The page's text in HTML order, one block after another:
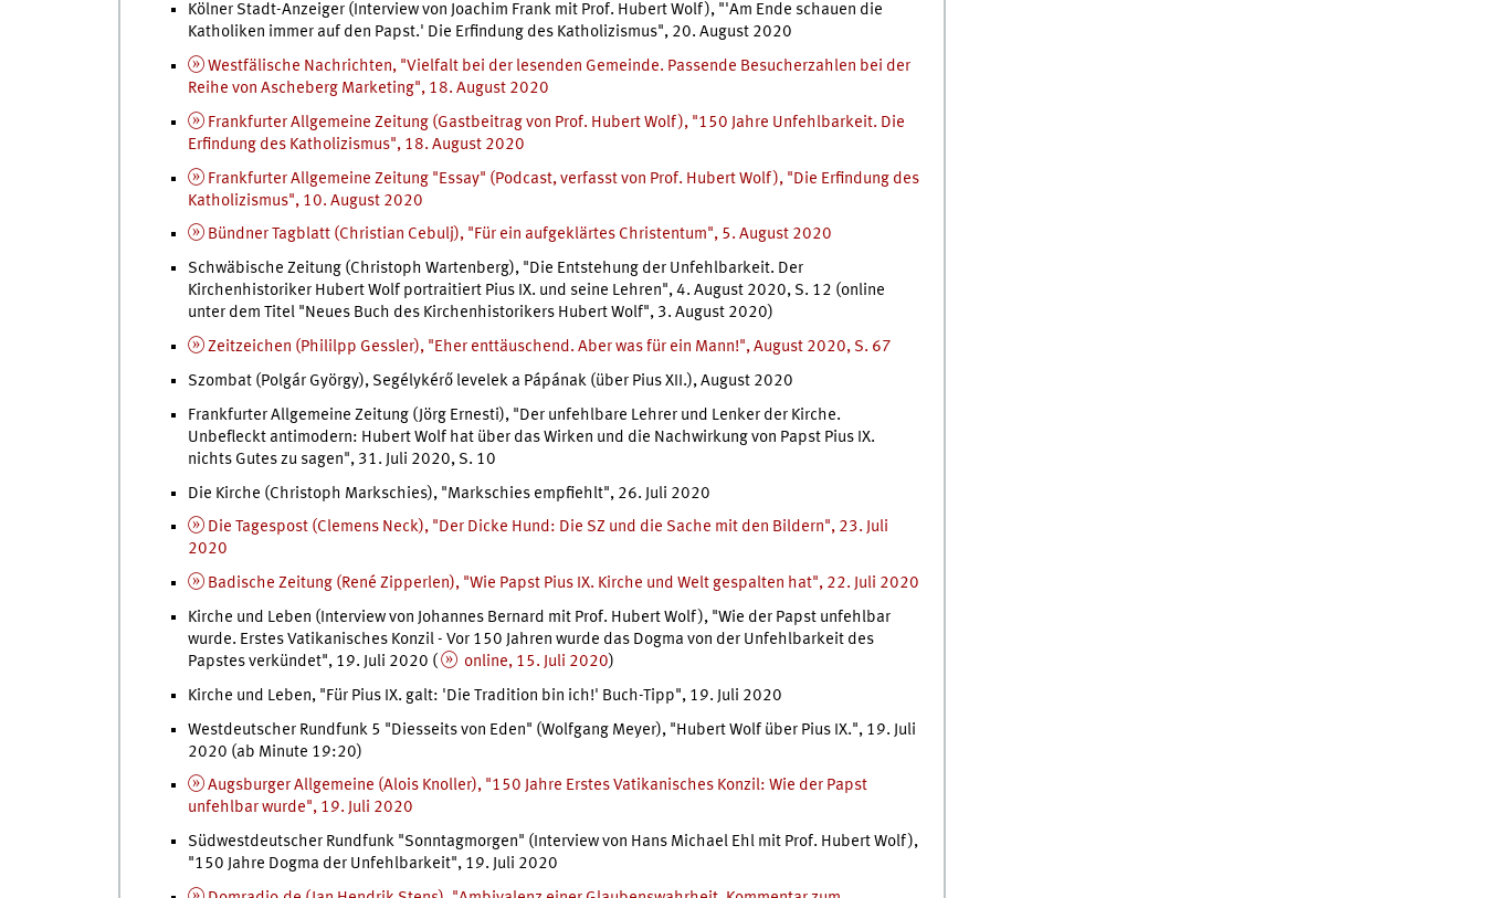
Kölner Stadt-Anzeiger (Interview von Joachim Frank mit Prof. Hubert Wolf), "'Am Ende schauen die
Katholiken immer auf den Papst.' Die Erfindung des Katholizismus", 20. August 2020
Westfälische Nachrichten, "Vielfalt bei der lesenden Gemeinde. Passende Besucherzahlen bei der
Reihe von Ascheberg Marketing", 18. August 2020
Frankfurter Allgemeine Zeitung (Gastbeitrag von Prof. Hubert Wolf), "150 Jahre Unfehlbarkeit. Die
Erfindung des Katholizismus", 18. August 2020
Frankfurter Allgemeine Zeitung "Essay" (Podcast, verfasst von Prof. Hubert Wolf), "Die Erfindung des
Katholizismus", 10. August 2020
Bündner Tagblatt (Christian Cebulj), "Für ein aufgeklärtes Christentum", 5. August 2020
Schwäbische Zeitung (Christoph Wartenberg), "Die Entstehung der Unfehlbarkeit. Der
Kirchenhistoriker Hubert Wolf portraitiert Pius IX. und seine Lehren", 4. August 2020, S. 12 (online
unter dem Titel "Neues Buch des Kirchenhistorikers Hubert Wolf", 3. August 2020)
Zeitzeichen (Phililpp Gessler), "Eher enttäuschend. Aber was für ein Mann!", August 2020, S. 67
Szombat (Polgár György), Segélykérő levelek a Pápának (über Pius XII.), August 2020
Frankfurter Allgemeine Zeitung (Jörg Ernesti), "Der unfehlbare Lehrer und Lenker der Kirche.
Unbefleckt antimodern: Hubert Wolf hat über das Wirken und die Nachwirkung von Papst Pius IX.
nichts Gutes zu sagen", 31. Juli 2020, S. 10
Die Kirche (Christoph Markschies), "Markschies empfiehlt", 26. Juli 2020
Die Tagespost (Clemens Neck), "Der Dicke Hund: Die SZ und die Sache mit den Bildern", 23. Juli
2020
Badische Zeitung (René Zipperlen), "Wie Papst Pius IX. Kirche und Welt gespalten hat", 22. Juli 2020
Kirche und Leben (Interview von Johannes Bernard mit Prof. Hubert Wolf), "Wie der Papst unfehlbar
wurde. Erstes Vatikanisches Konzil - Vor 150 Jahren wurde das Dogma von der Unfehlbarkeit des
Papstes verkündet", 19. Juli 2020 (
online, 15. Juli 2020)
Kirche und Leben, "Für Pius IX. galt: 'Die Tradition bin ich!' Buch-Tipp", 19. Juli 2020
Westdeutscher Rundfunk 5 "Diesseits von Eden" (Wolfgang Meyer), "Hubert Wolf über Pius IX.", 19. Juli
2020 (ab Minute 19:20)
Augsburger Allgemeine (Alois Knoller), "150 Jahre Erstes Vatikanisches Konzil: Wie der Papst
unfehlbar wurde", 19. Juli 2020
Südwestdeutscher Rundfunk "Sonntagmorgen" (Interview von Hans Michael Ehl mit Prof. Hubert Wolf),
"150 Jahre Dogma der Unfehlbarkeit", 19. Juli 2020